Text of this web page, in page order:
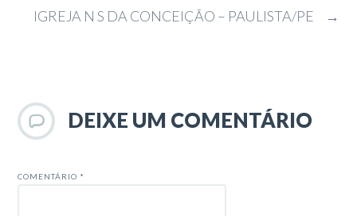
IGREJA N S DA CONCEIÇÃO – PAULISTA/PE →
DEIXE UM COMENTÁRIO
COMENTÁRIO *